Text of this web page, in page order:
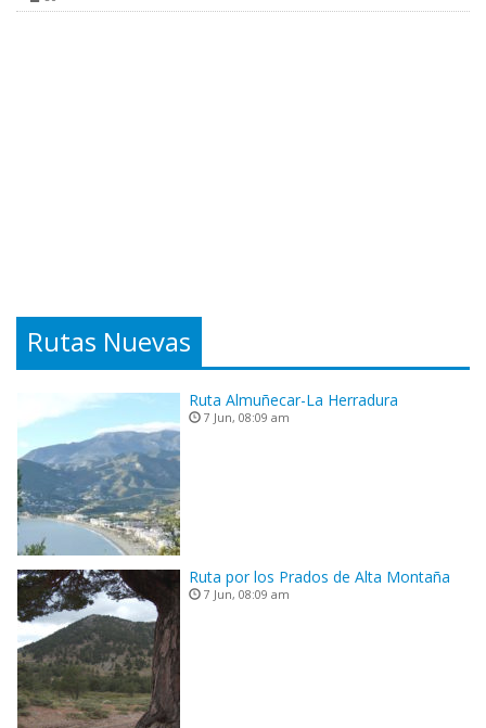
Rutas Nuevas
Ruta Almuñecar-La Herradura
7 Jun, 08:09 am
Ruta por los Prados de Alta Montaña
7 Jun, 08:09 am